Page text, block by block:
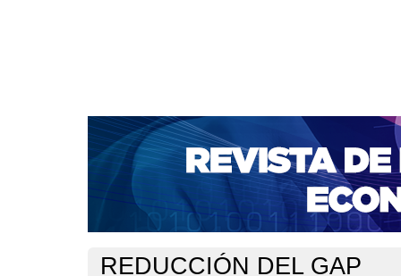
CAPA SOBRE ACESSO CADASTRO
NOTÍCIAS
PORTAL DE REVISTAS DA UNIFACS
BASES DE DADOS E INDEXADORES
Capa Ano XX - V. 2 - N. 40 - Agosto de 2018 >Costa
REDUCCIÓN DEL GAP